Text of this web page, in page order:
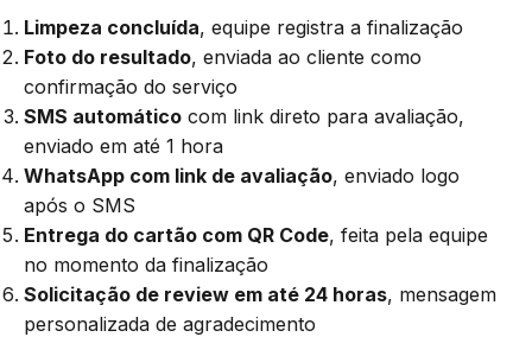
Limpeza concluída, equipe registra a finalização
Foto do resultado, enviada ao cliente como
confirmação do serviço
SMS automático com link direto para avaliação,
enviado em até 1 hora
WhatsApp com link de avaliação, enviado logo
após o SMS
Entrega do cartão com QR Code, feita pela equipe
no momento da finalização
Solicitação de review em até 24 horas, mensagem
personalizada de agradecimento